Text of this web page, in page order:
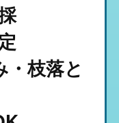
・枝落と